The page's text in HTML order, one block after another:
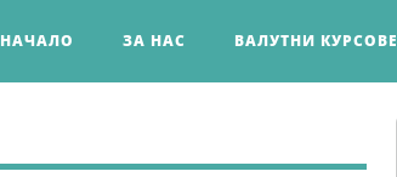
НАЧАЛО ЗА НАС ВАЛУТНИ КУРСОВЕ